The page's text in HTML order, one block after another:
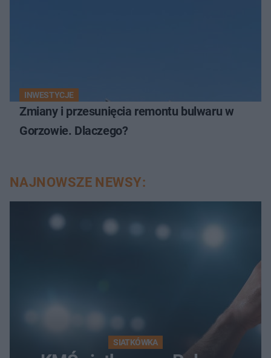
INWESTYCJE
Zmiany i przesunięcia remontu bulwaru w
Gorzowie. Dlaczego?
NAJNOWSZE NEWSY:
SIATKÓWKA